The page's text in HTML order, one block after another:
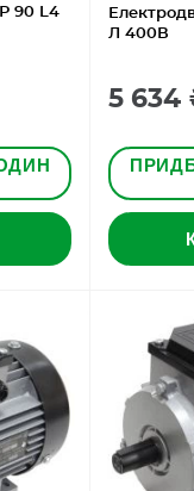
90 L4
Л 400В
5 634